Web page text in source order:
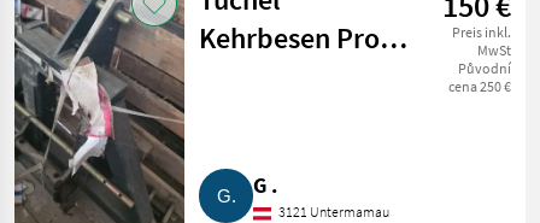
Kehrbesen Profi,
Preis inkl.
MwSt
Původní
cena 250 €
G .
3121 Untermamau